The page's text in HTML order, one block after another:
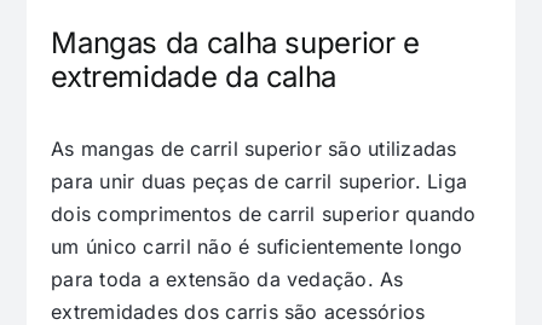
Mangas da calha superior e
extremidade da calha
As mangas de carril superior são utilizadas
para unir duas peças de carril superior. Liga
dois comprimentos de carril superior quando
um único carril não é suficientemente longo
para toda a extensão da vedação. As
extremidades dos carris são acessórios